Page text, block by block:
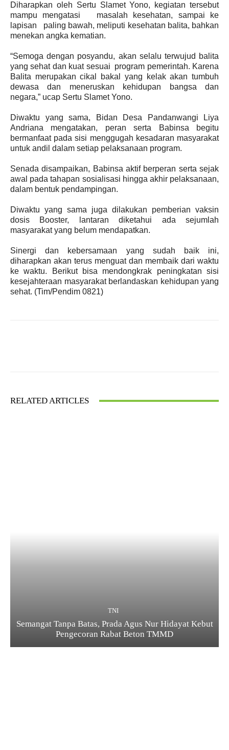
Diharapkan oleh Sertu Slamet Yono, kegiatan tersebut
mampu mengatasi masalah kesehatan, sampai ke
lapisan paling bawah, meliputi kesehatan balita, bahkan
menekan angka kematian.
“Semoga dengan posyandu, akan selalu terwujud balita
yang sehat dan kuat sesuai program pemerintah. Karena
Balita merupakan cikal bakal yang kelak akan tumbuh
dewasa dan meneruskan kehidupan bangsa dan
negara,” ucap Sertu Slamet Yono.
Diwaktu yang sama, Bidan Desa Pandanwangi Liya
Andriana mengatakan, peran serta Babinsa begitu
bermanfaat pada sisi menggugah kesadaran masyarakat
untuk andil dalam setiap pelaksanaan program.
Senada disampaikan, Babinsa aktif berperan serta sejak
awal pada tahapan sosialisasi hingga akhir pelaksanaan,
dalam bentuk pendampingan.
Diwaktu yang sama juga dilakukan pemberian vaksin
dosis Booster, lantaran diketahui ada sejumlah
masyarakat yang belum mendapatkan.
Sinergi dan kebersamaan yang sudah baik ini,
diharapkan akan terus menguat dan membaik dari waktu
ke waktu. Berikut bisa mendongkrak peningkatan sisi
kesejahteraan masyarakat berlandaskan kehidupan yang
sehat. (Tim/Pendim 0821)
RELATED ARTICLES
TNI
Semangat Tanpa Batas, Prada Agus Nur Hidayat Kebut
Pengecoran Rabat Beton TMMD